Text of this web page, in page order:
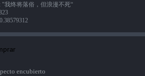
"我终将落俗，但浪漫不死“
0.38579312
encubierto